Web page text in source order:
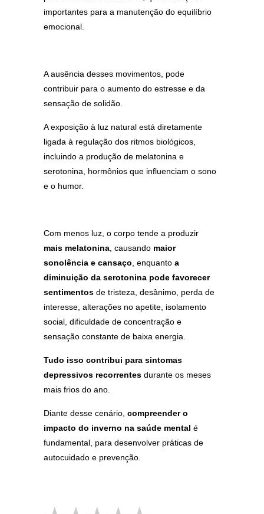
importantes para a manutenção do equilíbrio
emocional.
A ausência desses movimentos, pode
contribuir para o aumento do estresse e da
sensação de solidão.
A exposição à luz natural está diretamente
ligada à regulação dos ritmos biológicos,
incluindo a produção de melatonina e
serotonina, hormônios que influenciam o sono
e o humor.
Com menos luz, o corpo tende a produzir
mais melatonina , causando maior
sonolência e cansaço , enquanto a
diminuição da serotonina pode favorecer
sentimentos de tristeza, desânimo, perda de
interesse, alterações no apetite, isolamento
social, dificuldade de concentração e
sensação constante de baixa energia.
Tudo isso contribui para sintomas
depressivos recorrentes durante os meses
mais frios do ano.
Diante desse cenário, compreender o
impacto do inverno na saúde mental é
fundamental, para desenvolver práticas de
autocuidado e prevenção.